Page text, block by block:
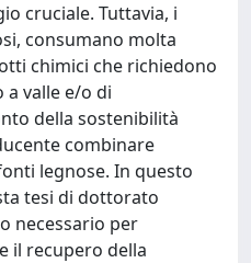
cruciale. Tuttavia, i
consumano molta
chimici che richiedono
valle e/o di
della sostenibilità
combinare
legnose. In questo
tesi di dottorato
necessario per
il recupero della